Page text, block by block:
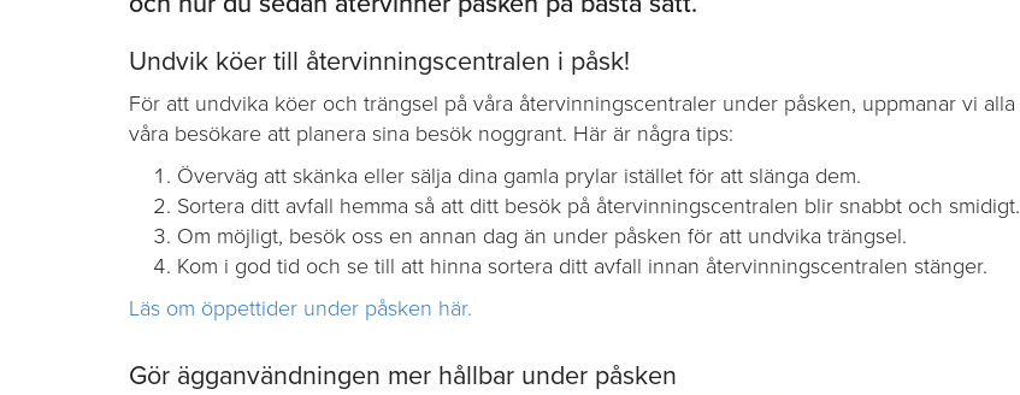
Undvik köer till återvinningscentralen i påsk!
För att undvika köer och trängsel på våra återvinningscentraler under påsken, uppmanar vi alla
våra besökare att planera sina besök noggrant. Här är några tips:
Överväg att skänka eller sälja dina gamla prylar istället för att slänga dem.
Sortera ditt avfall hemma så att ditt besök på återvinningscentralen blir snabbt och smidigt.
Om möjligt, besök oss en annan dag än under påsken för att undvika trängsel.
Kom i god tid och se till att hinna sortera ditt avfall innan återvinningscentralen stänger.
Läs om öppettider under påsken här.
Gör ägganvändningen mer hållbar under påsken